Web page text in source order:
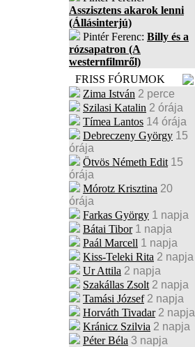
Asszisztens akarok lenni
(Állásinterjú)
Pintér Ferenc: Billy és a
rózsapatron (A
westernfilmről)
FRISS FÓRUMOK
Zima István 2 perce
Szilasi Katalin 2 órája
Tímea Lantos 14 órája
Debreczeny György 15
órája
Ötvös Németh Edit 15
órája
Mórotz Krisztina 20
órája
Farkas György 1 napja
Bátai Tibor 1 napja
Paál Marcell 1 napja
Kiss-Teleki Rita 2 napja
Ur Attila 2 napja
Szakállas Zsolt 2 napja
Tamási József 2 napja
Horváth Tivadar 2 napja
Kránicz Szilvia 2 napja
Péter Béla 3 napja